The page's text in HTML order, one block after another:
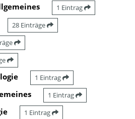
1 Eintrag
28 Einträge
1 Eintrag
1 Eintrag
1 Eintrag